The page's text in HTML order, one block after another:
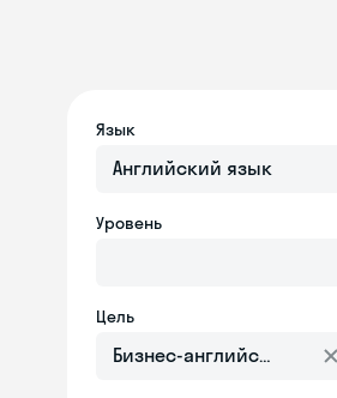
Язык
Английский язык
Уровень
Цель
Бизнес-английский